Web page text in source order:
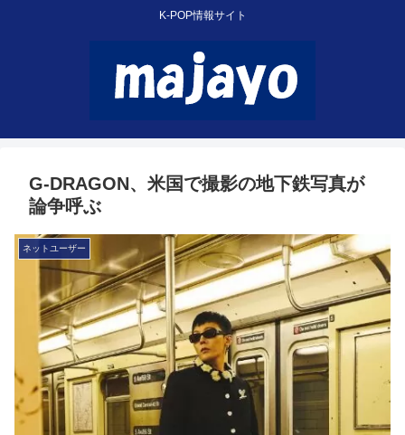
K-POP情報サイト
G-DRAGON、米国で撮影の地下鉄写真が
論争呼ぶ
ネットユーザー